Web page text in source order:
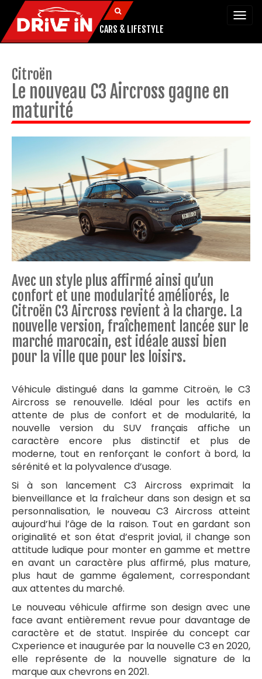
CARS & LIFESTYLE
Citroën
Le nouveau C3 Aircross gagne en
maturité
Avec un style plus affirmé ainsi qu’un
confort et une modularité améliorés, le
Citroën C3 Aircross revient à la charge. La
nouvelle version, fraîchement lancée sur le
marché marocain, est idéale aussi bien
pour la ville que pour les loisirs.
Véhicule distingué dans la gamme Citroën, le C3
Aircross se renouvelle. Idéal pour les actifs en
attente de plus de confort et de modularité, la
nouvelle version du SUV français affiche un
caractère encore plus distinctif et plus de
moderne, tout en renforçant le confort à bord, la
sérénité et la polyvalence d’usage.
Si à son lancement C3 Aircross exprimait la
bienveillance et la fraîcheur dans son design et sa
personnalisation, le nouveau C3 Aircross atteint
aujourd’hui l’âge de la raison. Tout en gardant son
originalité et son état d’esprit jovial, il change son
attitude ludique pour monter en gamme et mettre
en avant un caractère plus affirmé, plus mature,
plus haut de gamme également, correspondant
aux attentes du marché.
Le nouveau véhicule affirme son design avec une
face avant entièrement revue pour davantage de
caractère et de statut. Inspirée du concept car
Cxperience et inaugurée par la nouvelle C3 en 2020,
elle représente de la nouvelle signature de la
marque aux chevrons en 2021.